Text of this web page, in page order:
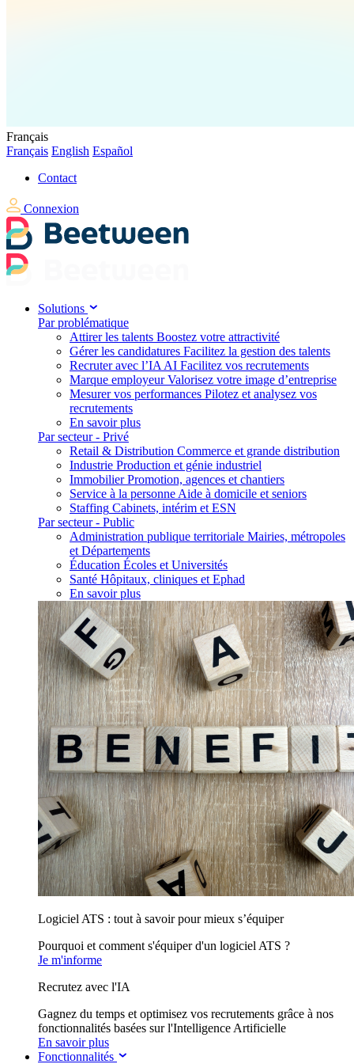
Français
Français English Español
Contact
Connexion
Solutions
Par problématique
Attirer les talents Boostez votre attractivité
Gérer les candidatures Facilitez la gestion des talents
Recruter avec l’IA AI Facilitez vos recrutements
Marque employeur Valorisez votre image d’entreprise
Mesurer vos performances Pilotez et analysez vos
recrutements
En savoir plus
Par secteur - Privé
Retail & Distribution Commerce et grande distribution
Industrie Production et génie industriel
Immobilier Promotion, agences et chantiers
Service à la personne Aide à domicile et seniors
Staffing Cabinets, intérim et ESN
Par secteur - Public
Administration publique territoriale Mairies, métropoles
et Départements
Éducation Écoles et Universités
Santé Hôpitaux, cliniques et Ephad
En savoir plus
Logiciel ATS : tout à savoir pour mieux s’équiper
Pourquoi et comment s'équiper d'un logiciel ATS ?
Je m'informe
Recrutez avec l'IA
Gagnez du temps et optimisez vos recrutements grâce à nos
fonctionnalités basées sur l'Intelligence Artificielle
En savoir plus
Fonctionnalités